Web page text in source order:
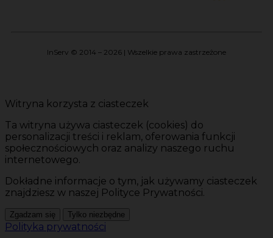
InServ © 2014 – 2026 | Wszelkie prawa zastrzeżone
Witryna korzysta z ciasteczek
Ta witryna używa ciasteczek (cookies) do
personalizacji treści i reklam, oferowania funkcji
społecznościowych oraz analizy naszego ruchu
internetowego.
Dokładne informacje o tym, jak używamy ciasteczek
znajdziesz w naszej Polityce Prywatności.
Zgadzam się Tylko niezbędne
Polityka prywatności